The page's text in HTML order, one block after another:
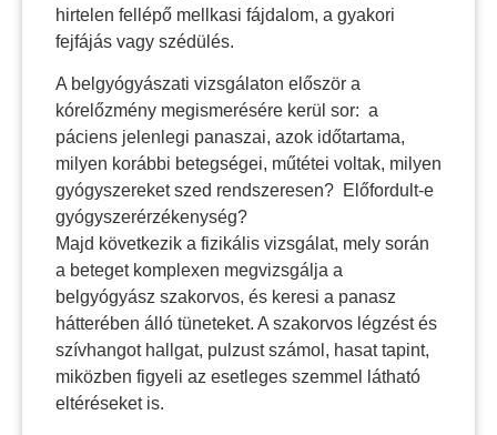
hirtelen fellépő mellkasi fájdalom, a gyakori
fejfájás vagy szédülés.
A belgyógyászati vizsgálaton először a
kórelőzmény megismerésére kerül sor: a
páciens jelenlegi panaszai, azok időtartama,
milyen korábbi betegségei, műtétei voltak, milyen
gyógyszereket szed rendszeresen? Előfordult-e
gyógyszerérzékenység?
Majd következik a fizikális vizsgálat, mely során
a beteget komplexen megvizsgálja a
belgyógyász szakorvos, és keresi a panasz
hátterében álló tüneteket. A szakorvos légzést és
szívhangot hallgat, pulzust számol, hasat tapint,
miközben figyeli az esetleges szemmel látható
eltéréseket is.